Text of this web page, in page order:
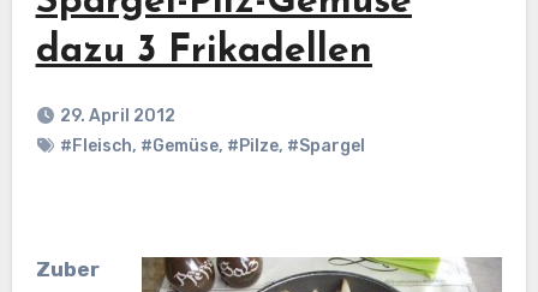
dazu 3 Frikadellen
29. April 2012
#Fleisch, #Gemüse, #Pilze, #Spargel
Zuber